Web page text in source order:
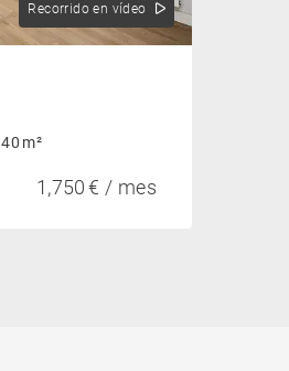
Recorrido en vídeo
40 m²
1,750 € / mes